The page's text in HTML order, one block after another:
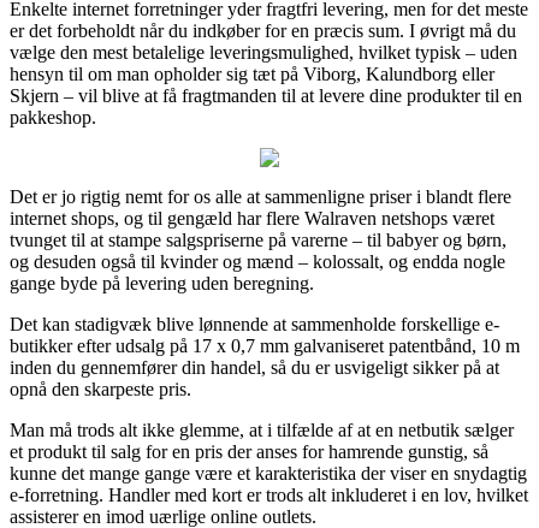
Enkelte internet forretninger yder fragtfri levering, men for det meste
er det forbeholdt når du indkøber for en præcis sum. I øvrigt må du
vælge den mest betalelige leveringsmulighed, hvilket typisk – uden
hensyn til om man opholder sig tæt på Viborg, Kalundborg eller
Skjern – vil blive at få fragtmanden til at levere dine produkter til en
pakkeshop.
Det er jo rigtig nemt for os alle at sammenligne priser i blandt flere
internet shops, og til gengæld har flere Walraven netshops været
tvunget til at stampe salgspriserne på varerne – til babyer og børn,
og desuden også til kvinder og mænd – kolossalt, og endda nogle
gange byde på levering uden beregning.
Det kan stadigvæk blive lønnende at sammenholde forskellige e-
butikker efter udsalg på 17 x 0,7 mm galvaniseret patentbånd, 10 m
inden du gennemfører din handel, så du er usvigeligt sikker på at
opnå den skarpeste pris.
Man må trods alt ikke glemme, at i tilfælde af at en netbutik sælger
et produkt til salg for en pris der anses for hamrende gunstig, så
kunne det mange gange være et karakteristika der viser en snydagtig
e-forretning. Handler med kort er trods alt inkluderet i en lov, hvilket
assisterer en imod uærlige online outlets.